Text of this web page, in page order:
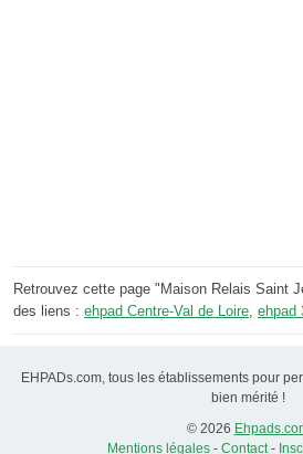
Retrouvez cette page "Maison Relais Saint
des liens : ehpad Centre-Val de Loire ehpad
EHPADs.com, tous les établissements pour
bien mérité !
© 2026
Mentions légales- Contact-